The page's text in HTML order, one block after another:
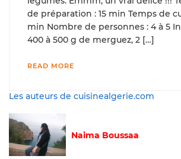
de préparation : 15 min Temps de
min Nombre de personnes : 4 à 5
400 à 500 g de merguez, 2 […]
READ MORE
Les auteurs de cuisinealgerie.com
Naima Boussaa